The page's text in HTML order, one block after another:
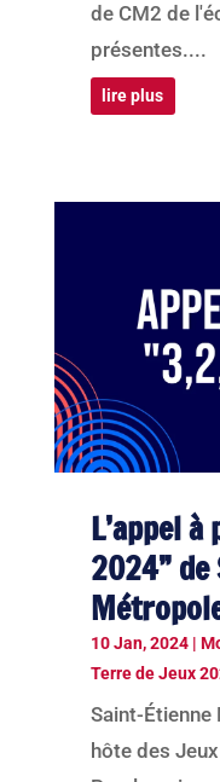
de CM2 de
présentes....
lire plus
L’appel
2024”
10 Jan, 2024|
Terre de Jeux
Saint-
hôte des